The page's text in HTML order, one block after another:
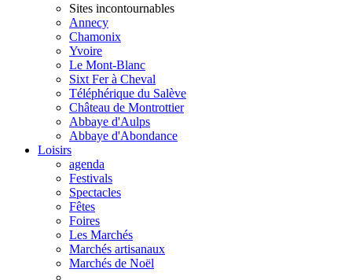
Sites incontournables
Annecy
Chamonix
Yvoire
Le Mont-Blanc
Sixt Fer à Cheval
Téléphérique du Salève
Château de Montrottier
Abbaye d'Aulps
Abbaye d'Abondance
Loisirs
agenda
Festivals
Spectacles
Fêtes
Foires
Les Marchés
Marchés artisanaux
Marchés de Noël